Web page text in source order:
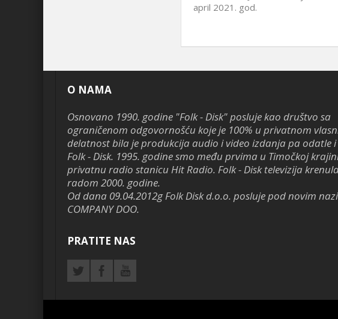
april 2021. god.
O NAMA
Osnovano 1990. godine "Folk - Disk" posluje kao društvo sa
ograničenom odgovornošću koje je 100% u privatnom
delatnost bila je produkcija audio i video izdanja pa odatle
Folk - Disk. 1995. godine smo među prvima u Timočkoj
privatnu radio stanicu Hit Radio. Folk - Disk televizija
radom 2000. godine.
Od dana 09.04.2012g Folk Disk d.o.o. posluje pod novim
COMPANY DOO.
PRATITE NAS